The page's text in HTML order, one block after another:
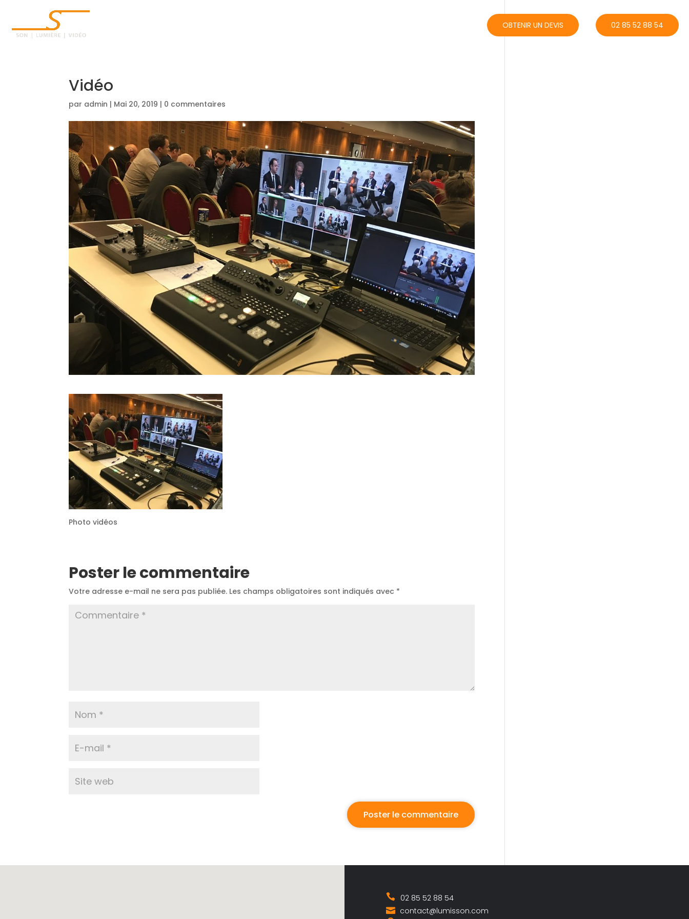
OBTENIR UN DEVIS 02 85 52 88 54
Vidéo
par admin | Mai 20, 2019 | 0 commentaires
Photo vidéos
Poster le commentaire
Votre adresse e-mail ne sera pas publiée. Les champs obligatoires sont indiqués avec *
02 85 52 88 54
contact@lumisson.com